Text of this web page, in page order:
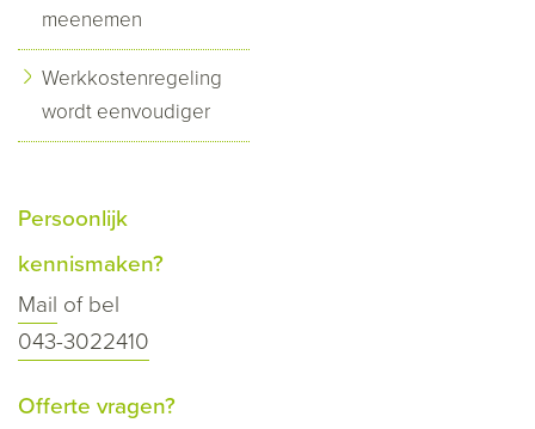
meenemen
Werkkostenregeling
wordt eenvoudiger
Persoonlijk
kennismaken?
Mail of bel
043-3022410
Offerte vragen?